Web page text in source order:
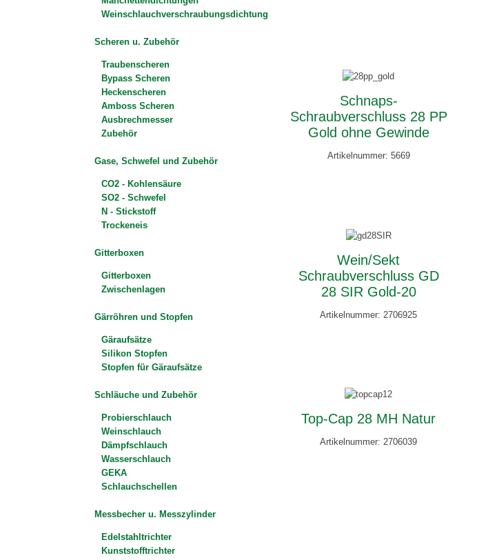
Weinschlauchverschraubungsdichtung
Scheren u. Zubehör
Traubenscheren
Bypass Scheren
Heckenscheren
Amboss Scheren
Ausbrechmesser
Zubehör
Gase, Schwefel und Zubehör
CO2 - Kohlensäure
SO2 - Schwefel
N - Stickstoff
Trockeneis
Gitterboxen
Gitterboxen
Zwischenlagen
Gärröhren und Stopfen
Gäraufsätze
Silikon Stopfen
Stopfen für Gäraufsätze
Schläuche und Zubehör
Probierschlauch
Weinschlauch
Dämpfschlauch
Wasserschlauch
GEKA
Schlauchschellen
Messbecher u. Messzylinder
Edelstahltrichter
Kunststofftrichter
Schnaps-
Schraubverschluss 28 PP
Gold ohne Gewinde
Artikelnummer: 5669
Wein/Sekt
Schraubverschluss GD
28 SIR Gold-20
Artikelnummer: 2706925
Top-Cap 28 MH Natur
Artikelnummer: 2706039